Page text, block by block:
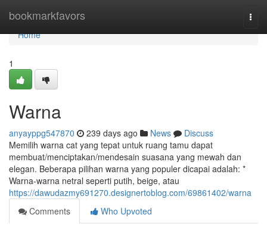
bookmarkfavors
Home
Home
1
Warna
anyayppg547870 239 days ago News
Discuss
Memilih warna cat yang tepat untuk ruang tamu dapat
membuat/menciptakan/mendesain suasana yang mewah dan
elegan. Beberapa pilihan warna yang populer dicapai adalah: *
Warna-warna netral seperti putih, beige, atau
https://dawudazmy691270.designertoblog.com/69861402/warna
Comments
Who Upvoted